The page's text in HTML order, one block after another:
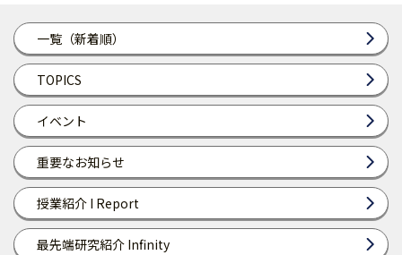
一覧（新着順）
TOPICS
イベント
重要なお知らせ
授業紹介 I Report
最先端研究紹介 Infinity